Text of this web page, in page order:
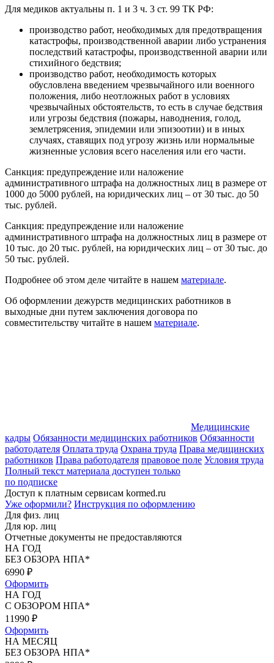
Для медиков актуальны п. 1 и 3 ч. 3 ст. 99 ТК РФ:
производство работ, необходимых для предотвращения
катастрофы, производственной аварии либо устранения
последствий катастрофы, производственной аварии или
стихийного бедствия;
производство работ, необходимость которых
обусловлена введением чрезвычайного или военного
положения, либо неотложных работ в условиях
чрезвычайных обстоятельств, то есть в случае бедствия
или угрозы бедствия (пожары, наводнения, голод,
землетрясения, эпидемии или эпизоотии) и в иных
случаях, ставящих под угрозу жизнь или нормальные
жизненные условия всего населения или его части.
Санкция: предупреждение или наложение
административного штрафа на должностных лиц в размере от
1000 до 5000 рублей, на юридических лиц – от 30 тыс. до 50
тыс. рублей.
Санкция: предупреждение или наложение
административного штрафа на должностных лиц в размере от
10 тыс. до 20 тыс. рублей, на юридических лиц – от 30 тыс. до
50 тыс. рублей.
Подробнее об этом деле читайте в нашем материале.
Об оформлении дежурств медицинских работников в
выходные дни путем заключения договора по
совместительству читайте в нашем материале.
Медицинские
кадры Обязанности медицинских работников Обязанности
работодателя Оплата труда Охрана труда Права медицинских
работников Права работодателя правовое поле Условия труда
Полный текст материала доступен только
по подписке
Доступ к платным сервисам kormed.ru
Уже оформили? Инструкция по оформлению
Для физ. лиц
Для юр. лиц
Отчетные документы не предоставляются
НА ГОД
БЕЗ ОБЗОРА НПА*
6990 ₽
Оформить
НА ГОД
С ОБЗОРОМ НПА*
11990 ₽
Оформить
НА МЕСЯЦ
БЕЗ ОБЗОРА НПА*